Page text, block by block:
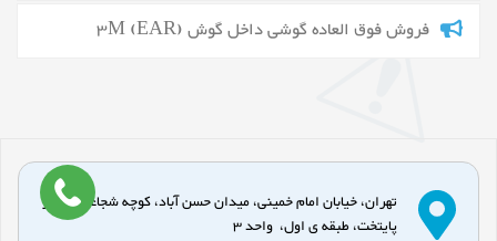
فروش فوق العاده گوشی داخل گوش 3M (EAR)
تهران، خیابان امام خمینی، میدان حسن آباد، کوچه شجاعی، پاساژ
پایتخت، طبقه ی اول، واحد 3